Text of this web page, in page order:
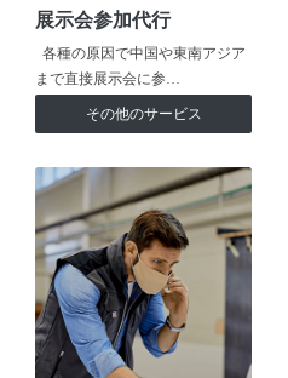
展示会参加代行
各種の原因で中国や東南アジア
まで直接展示会に参…
その他のサービス